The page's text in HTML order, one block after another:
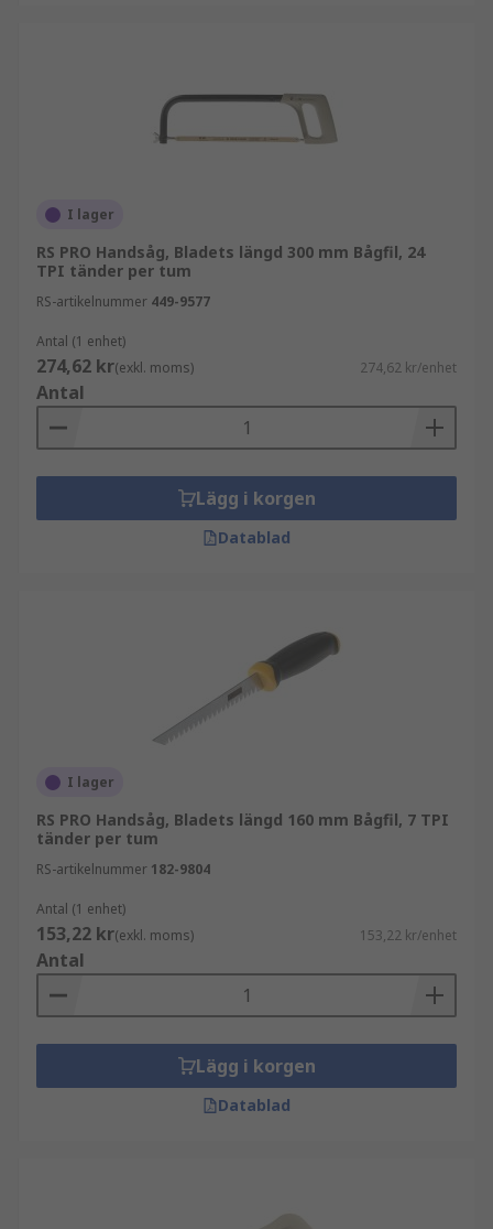
I lager
RS PRO Handsåg, Bladets längd 300 mm Bågfil, 24
TPI tänder per tum
RS-artikelnummer 449-9577
Antal (1 enhet)
274,62 kr(exkl. moms) 274,62 kr/enhet
Antal
Lägg i korgen
Datablad
I lager
RS PRO Handsåg, Bladets längd 160 mm Bågfil, 7 TPI
tänder per tum
RS-artikelnummer 182-9804
Antal (1 enhet)
153,22 kr(exkl. moms) 153,22 kr/enhet
Antal
Lägg i korgen
Datablad